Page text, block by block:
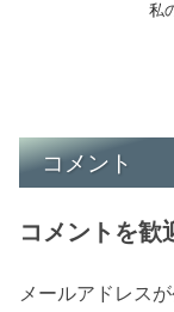
私
コメント
コメントを歓
メールアドレス